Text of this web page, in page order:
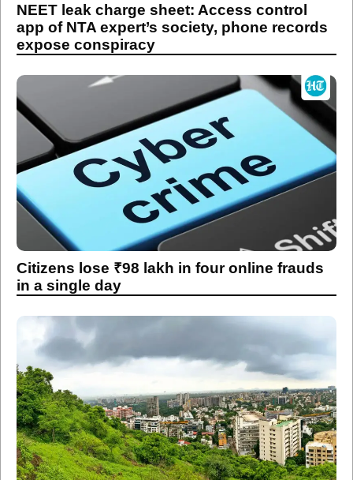
NEET leak charge sheet: Access control
app of NTA expert’s society, phone records
expose conspiracy
Citizens lose ₹98 lakh in four online frauds
in a single day